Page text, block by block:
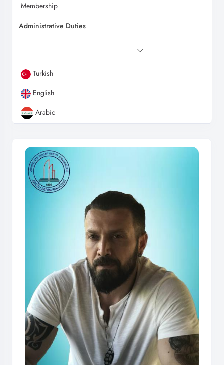
Membership
Administrative Duties
Turkish
English
Arabic